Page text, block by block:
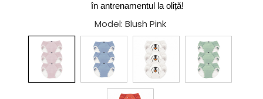
în antrenamentul la oliță!
Model: Blush Pink